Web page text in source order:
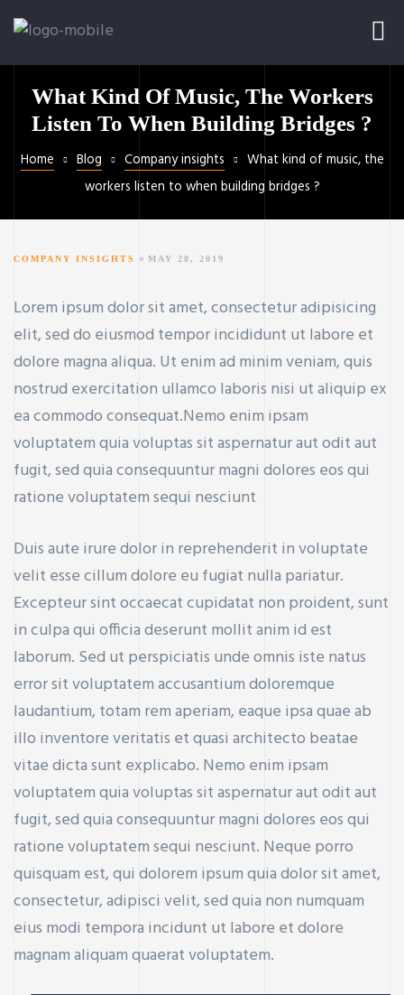
What Kind Of Music, The Workers
Listen To When Building Bridges ?
Home Blog Company insights
What kind of music, the
workers listen to when building bridges ?
COMPANY INSIGHTS MAY 28, 2019
Lorem ipsum dolor sit amet, consectetur adipisicing
elit, sed do eiusmod tempor incididunt ut labore et
dolore magna aliqua. Ut enim ad minim veniam, quis
nostrud exercitation ullamco laboris nisi ut aliquip ex
ea commodo consequat.Nemo enim ipsam
voluptatem quia voluptas sit aspernatur aut odit aut
fugit, sed quia consequuntur magni dolores eos qui
ratione voluptatem sequi nesciunt
Duis aute irure dolor in reprehenderit in voluptate
velit esse cillum dolore eu fugiat nulla pariatur.
Excepteur sint occaecat cupidatat non proident, sunt
in culpa qui officia deserunt mollit anim id est
laborum. Sed ut perspiciatis unde omnis iste natus
error sit voluptatem accusantium doloremque
laudantium, totam rem aperiam, eaque ipsa quae ab
illo inventore veritatis et quasi architecto beatae
vitae dicta sunt explicabo. Nemo enim ipsam
voluptatem quia voluptas sit aspernatur aut odit aut
fugit, sed quia consequuntur magni dolores eos qui
ratione voluptatem sequi nesciunt. Neque porro
quisquam est, qui dolorem ipsum quia dolor sit amet,
consectetur, adipisci velit, sed quia non numquam
eius modi tempora incidunt ut labore et dolore
magnam aliquam quaerat voluptatem.